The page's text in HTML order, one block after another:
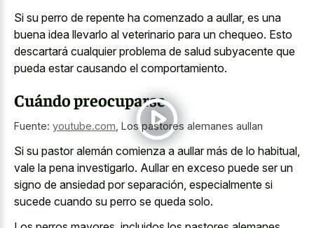
Si su perro de repente ha comenzado a aullar, es una
buena idea llevarlo al veterinario para un chequeo. Esto
descartará cualquier problema de salud subyacente que
pueda estar causando el comportamiento.
Cuándo preocuparse
Fuente: youtube.com Los pastores alemanes aullan
Si su pastor alemán comienza a aullar más de lo habitual,
vale la pena investigarlo. Aullar en exceso puede ser un
signo de ansiedad por separación, especialmente si
sucede cuando su perro se queda solo.